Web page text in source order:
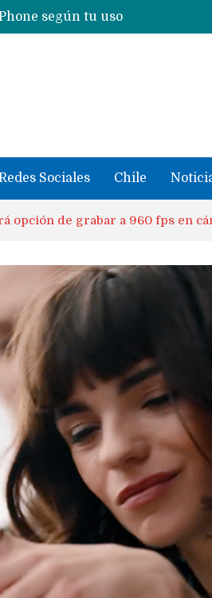
llevaron datos confidenciales
Sociales Chile
opción de grabar a 960 fps en